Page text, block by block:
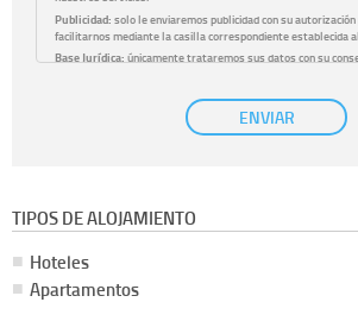
Publicidad: solo le enviaremos publicidad con su
facilitarnos mediante la casilla correspondiente establecida
Base Jurídica: únicamente trataremos sus datos con su
con carácter general, sólo el personal de
debidamente autorizado podrá tener conocimiento de la
No se comunicarán datos a terceros.
sobre cómo tratamos sus datos en la
ENVIAR
TIPOS DE ALOJAMIENTO
Hoteles
Apartamentos